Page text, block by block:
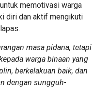
memotivasi warga
diri dan aktif mengikuti
masa pidana, tetapi
warga binaan yang
berkelakuan baik, dan
dengan sungguh-